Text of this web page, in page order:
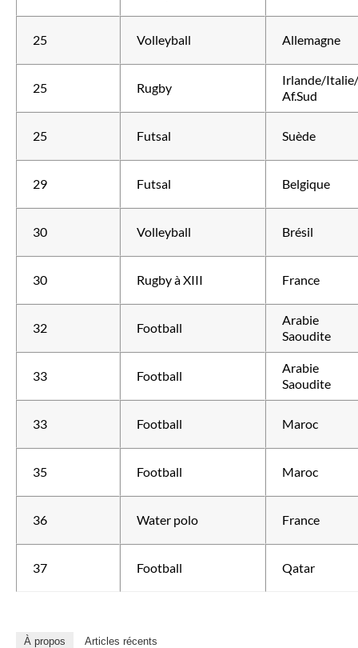
25 Volleyball Allemagne
25 Rugby
Irlande/Italie/
Af.Sud
25 Futsal Suède
29 Futsal Belgique
30 Volleyball Brésil
30 Rugby à XIII France
32 Football
Arabie
Saoudite
33 Football
Arabie
Saoudite
33 Football Maroc
35 Football Maroc
36 Water polo France
37 Football Qatar
À propos Articles récents